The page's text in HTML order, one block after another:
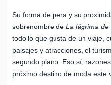
Su forma de pera y su
sobrenombre de La lágrima de
todo lo que gusta de un viaje,
paisajes y atracciones, el
segundo plano. Eso sí,
próximo destino de moda este